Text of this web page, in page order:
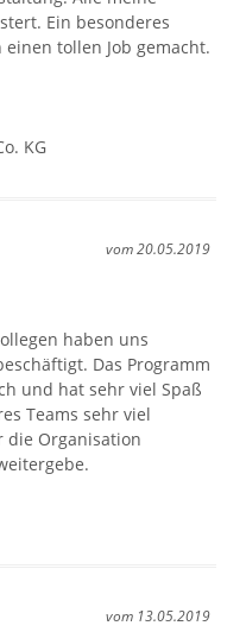
Ein besonderes
tollen Job gemacht.
KG
vom 20.05.2019
haben uns
Das Programm
und hat sehr viel Spaß
Teams sehr viel
die Organisation
vom 13.05.2019